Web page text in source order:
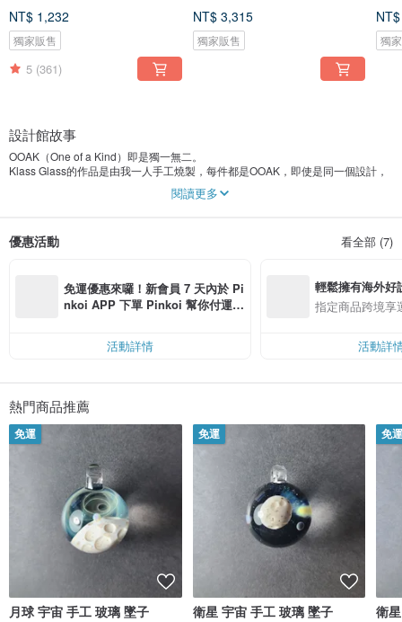
NT$ 1,232
獨家販售
5 (361)
NT$ 3,315
獨家販售 獨
設計館故事
OOAK（One of a Kind）即是獨一無二。
Klass Glass的作品是由我一人手工燒製，每件都是OOAK，即使是同一個設計，
每件作品都不會完全相同。現在掌握燒製琉璃技術的人已是鳳毛麟角，你在本設
計館看到的作品都是別的地方不會看到的，只獻給懂得欣賞工藝的你。
案、不同層次、不同形狀的作品。
手工玻璃的外觀是其他物質無法模仿。
所以獨一無二，所以與別不同。
以作品作為媒介，推廣這門上千年歷史的藝術。
閱讀更多
優惠活動 看全部 (7)
免運優惠來囉！新會員 7 天內於 Pi
nkoi APP 下單 Pinkoi 幫你付運
活動詳情
輕鬆擁有海外好
指定商品跨境享
活動詳
熱門商品推薦
免運
月球 宇宙 手工 玻璃 墜子
免運
衛星 宇宙 手工 玻璃 墜子
免
衛